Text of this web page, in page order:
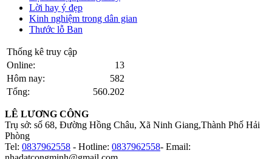
Lời hay ý đẹp
Kinh nghiệm trong dân gian
Thước lỗ Ban
Thống kê truy cập
Online:
13
Hôm nay:
582
Tổng:
560.202
LÊ LƯƠNG CÔNG
Trụ sở: số 68, Đường Hồng Châu, Xã Ninh Giang,Thành Phố Hải
Phòng
Tel: 0837962558 - Hotline: 0837962558- Email: